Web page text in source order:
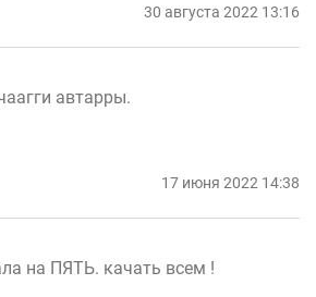
30 августа 2022 13:16
автарры.
17 июня 2022 14:38
на ПЯТЬ. качать всем !